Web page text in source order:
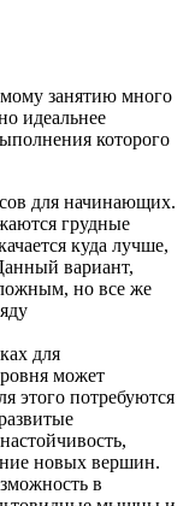
занятию много
идеальнее
которого
для начинающих.
грудные
куда лучше,
вариант,
но все же
для
может
этого потребуются
новых вершин.
в